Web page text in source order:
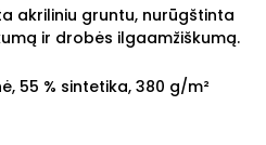
akriliniu gruntu, nurūgštinta
ir drobės ilgaamžiškumą.
55 % sintetika, 380 g/m²